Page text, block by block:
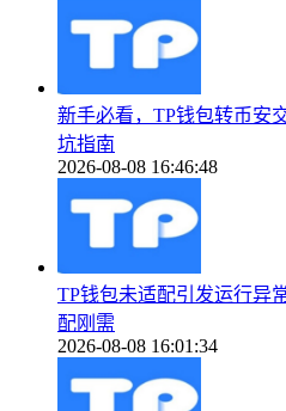
新手必看，TP钱包转币安
坑指南
2026-08-08 16:46:48
TP钱包未适配引发运行异
配刚需
2026-08-08 16:01:34